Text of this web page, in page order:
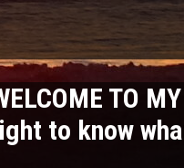
TO
to know